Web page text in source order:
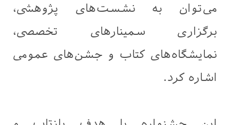
می‌توان به نشست‌های پژوهشی،
برگزاری سمینارهای تخصصی،
نمایشگاه‌های کتاب و جشن‌های عمومی
اشاره کرد.